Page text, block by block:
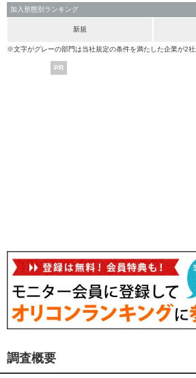
加入形態別ランキング
新規
※文字がグレーの部門は当社規定の条件を満たした企業が2社
PR
調査概要